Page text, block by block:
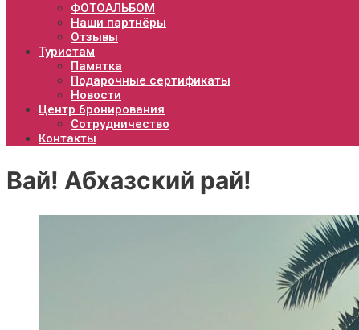
ФОТОАЛЬБОМ
Наши партнёры
Отзывы
Туристам
Памятка
Подарочные сертификаты
Новости
Центр бронирования
Сотрудничество
Контакты
Вай! Абхазский рай!